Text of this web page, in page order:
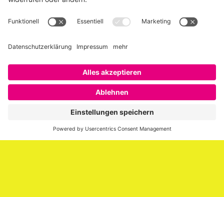
Über SAATKORN
SAATKORN ist der Blog von Gero Hesse. Seit 2009 schreibt
er über die Themen Employer Branding,